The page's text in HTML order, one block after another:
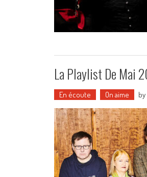
La Playlist De Mai
En écoute On aime by